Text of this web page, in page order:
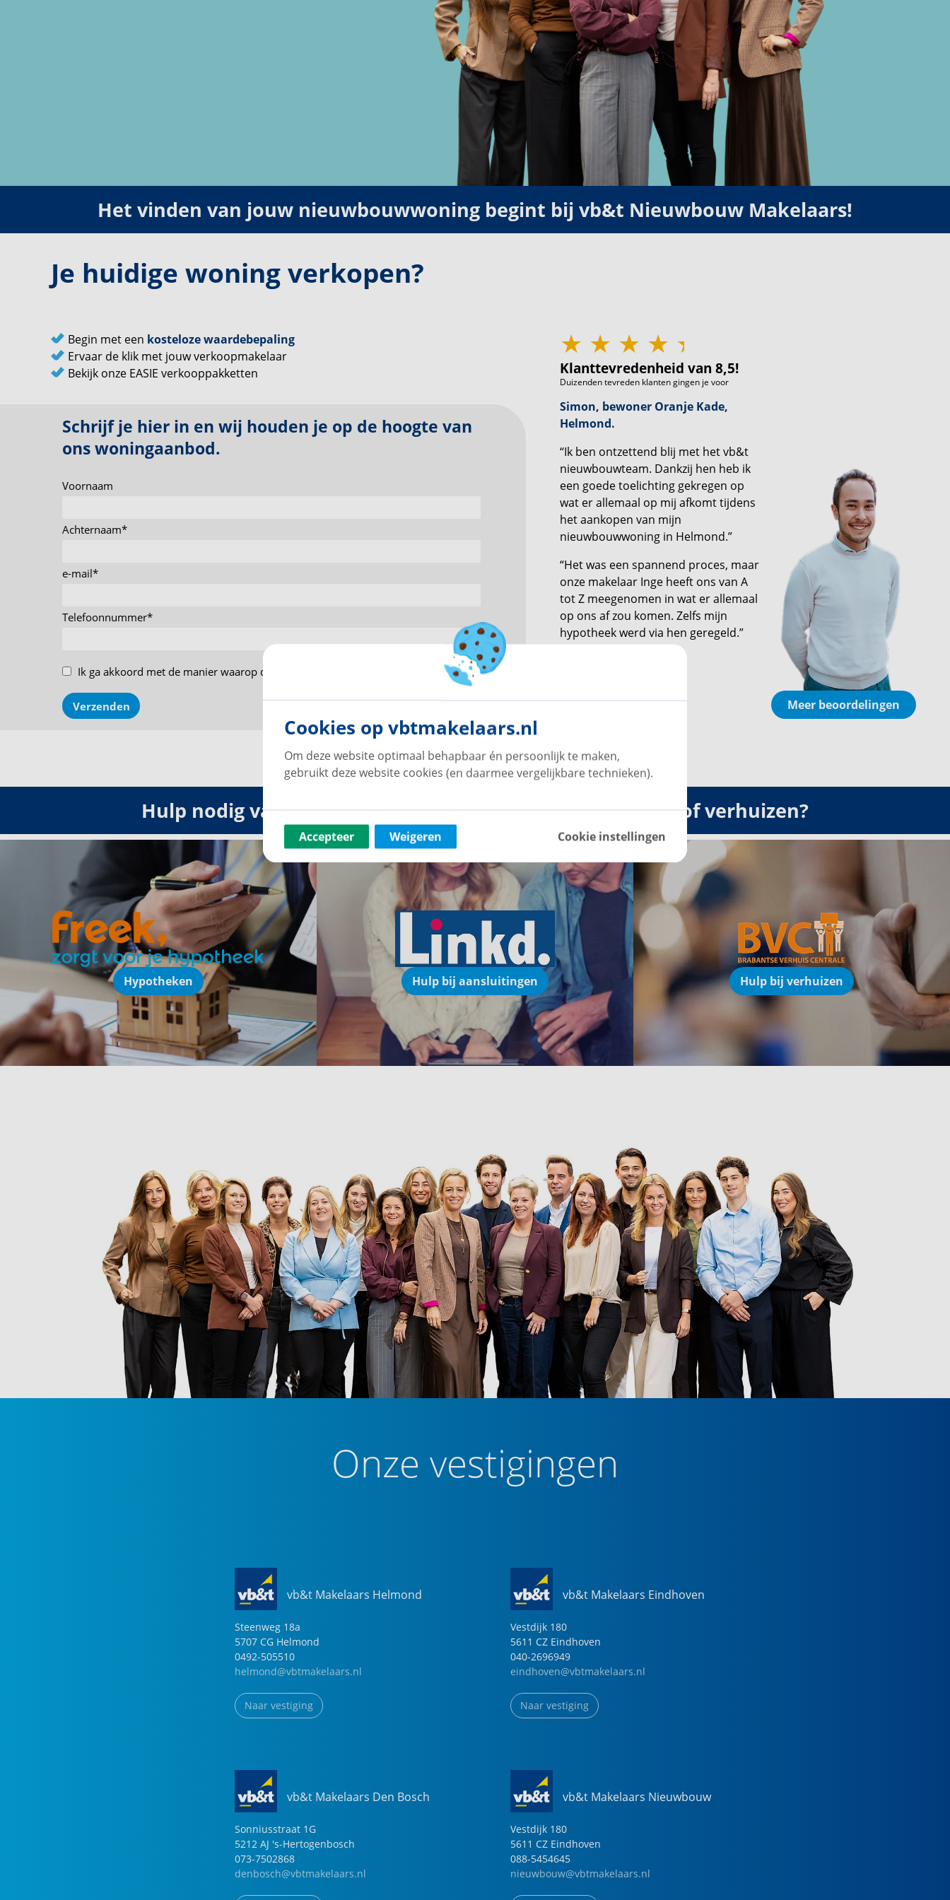
Het vinden van jouw nieuwbouwwoning begint bij vb&t Nieuwbouw Makelaars!
Je huidige woning verkopen?
Begin met een kosteloze waardebepaling
Ervaar de klik met jouw verkoopmakelaar
Bekijk onze EASIE verkooppakketten
Schrijf je hier in en wij houden je op de hoogte van
ons woningaanbod.
Voornaam
Achternaam*
e-mail*
Telefoonnummer*
Ik ga akkoord met de manier waarop de
Verzenden
Klanttevredenheid van 8,5!
Duizenden tevreden klanten gingen je voor
Simon, bewoner Oranje Kade,
Helmond.
“Ik ben ontzettend blij met het vb&t
nieuwbouwteam. Dankzij hen heb ik
een goede toelichting gekregen op
wat er allemaal op mij afkomt tijdens
het aankopen van mijn
nieuwbouwwoning in Helmond.”
“Het was een spannend proces, maar
onze makelaar Inge heeft ons van A
tot Z meegenomen in wat er allemaal
op ons af zou komen. Zelfs mijn
hypotheek werd via hen geregeld.”
Meer beoordelingen
Hulp nodig van onze partners: hypotheek, aansluitingen of verhuizen?
Hypotheken Hulp bij aansluitingen Hulp bij verhuizen
Onze vestigingen
vb&t Makelaars Helmond
Steenweg 18a
5707 CG Helmond
0492-505510
helmond@vbtmakelaars.nl
Naar vestiging
vb&t Makelaars Eindhoven
Vestdijk 180
5611 CZ Eindhoven
040-2696949
eindhoven@vbtmakelaars.nl
Naar vestiging
vb&t Makelaars Den Bosch
Sonniusstraat 1G
5212 AJ 's-Hertogenbosch
073-7502868
denbosch@vbtmakelaars.nl
vb&t Makelaars Nieuwbouw
Vestdijk 180
5611 CZ Eindhoven
088-5454645
nieuwbouw@vbtmakelaars.nl
Cookies op vbtmakelaars.nl
Om deze website optimaal behapbaar én persoonlijk te maken,
gebruikt deze website cookies (en daarmee vergelijkbare technieken).
Accepteer Weigeren Cookie instellingen